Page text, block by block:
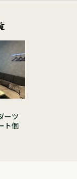
ーツ
ト個